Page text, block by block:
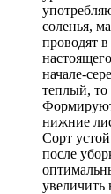
соленья,
проводят
начале-
теплый, то
Формируют
нижние
Сорт
после
увеличить